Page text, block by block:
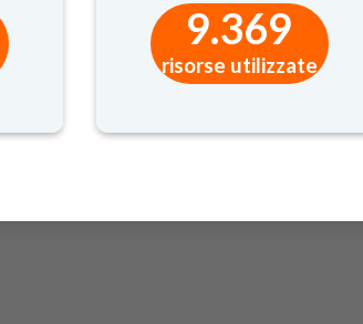
9.369
risorse utilizzate